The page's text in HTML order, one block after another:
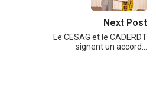
Next Post
Le CESAG et le CADERDT
signent un accord…